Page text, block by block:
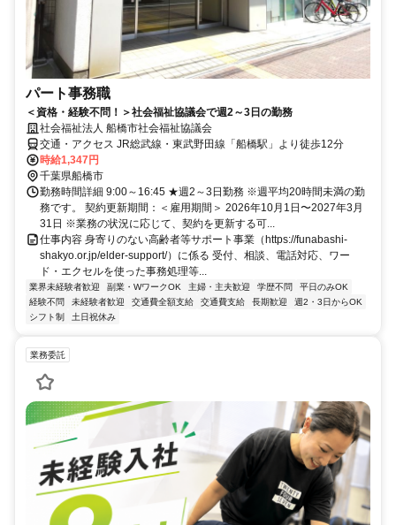
パート事務職
＜資格・経験不問！＞社会福祉協議会で週2～3日の勤務
社会福祉法人 船橋市社会福祉協議会
交通・アクセス JR総武線・東武野田線「船橋駅」より徒歩12分
時給1,347円
千葉県船橋市
勤務時間詳細 9:00～16:45 ★週2～3日勤務 ※週平均20時間未満の勤
務です。 契約更新期間：＜雇用期間＞ 2026年10月1日〜2027年3月
31日 ※業務の状況に応じて、契約を更新する可...
仕事内容 身寄りのない高齢者等サポート事業（https://funabashi-
shakyo.or.jp/elder-support/）に係る 受付、相談、電話対応、ワー
ド・エクセルを使った事務処理等...
業界未経験者歓迎 副業・WワークOK 主婦・主夫歓迎 学歴不問
平日のみOK
経験不問
未経験者歓迎 交通費全額支給 交通費支給 長期歓迎
週2・3日からOK
シフト制
土日祝休み
業務委託